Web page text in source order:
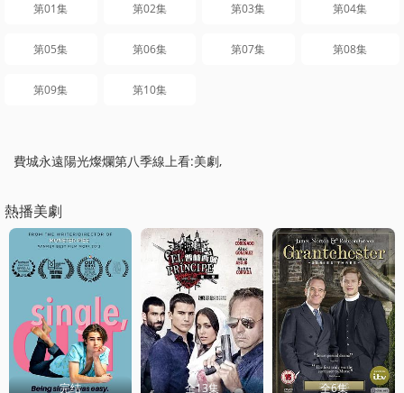
第01集 第02集 第03集 第04集
第05集 第06集 第07集 第08集
第09集 第10集
費城永遠陽光燦爛第八季線上看:美劇,
熱播美劇
完结 全13集 全6集